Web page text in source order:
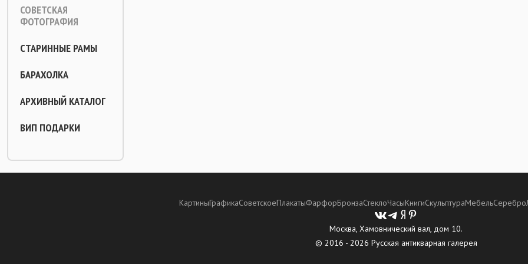
СОВЕТСКАЯ
ФОТОГРАФИЯ
СТАРИННЫЕ РАМЫ
БАРАХОЛКА
АРХИВНЫЙ КАТАЛОГ
ВИП ПОДАРКИ
КартиныГрафикаСоветскоеПлакатыФарфорБронзаСтеклоЧасыКнигиСкульптураМебельСеребро
Москва, Хамовнический вал, дом 10.
© 2016 - 2026 Русская антикварная галерея